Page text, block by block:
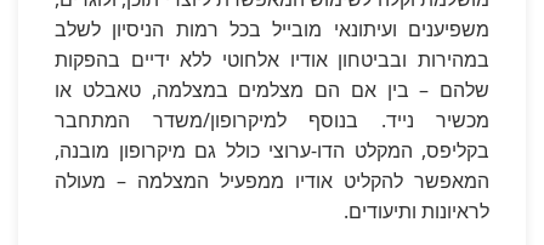
משפיענים ועיתונאי מובייל בכל רמות הניסיון לשלב
במהירות ובביטחון אודיו אלחוטי ללא ידיים בהפקות
שלהם – בין אם הם מצלמים במצלמה, טאבלט או
מכשיר נייד. בנוסף למיקרופון/משדר המתחבר
בקליפס, המקלט הדו-ערוצי כולל גם מיקרופון מובנה,
המאפשר להקליט אודיו ממפעיל המצלמה – מעולה
לראיונות ותיעודים.